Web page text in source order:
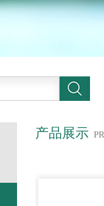
产品展示